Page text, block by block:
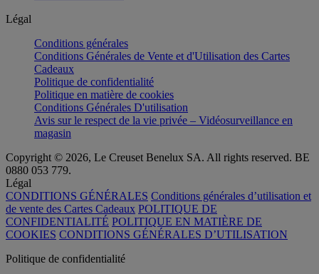
Légal
Conditions générales
Conditions Générales de Vente et d'Utilisation des Cartes
Cadeaux
Politique de confidentialité
Politique en matière de cookies
Conditions Générales D'utilisation
Avis sur le respect de la vie privée – Vidéosurveillance en
magasin
Copyright © 2026, Le Creuset Benelux SA. All rights reserved. BE
0880 053 779.
Légal
CONDITIONS GÉNÉRALES Conditions générales d’utilisation et
de vente des Cartes Cadeaux POLITIQUE DE
CONFIDENTIALITÉ POLITIQUE EN MATIÈRE DE
COOKIES CONDITIONS GÉNÉRALES D’UTILISATION
Politique de confidentialité